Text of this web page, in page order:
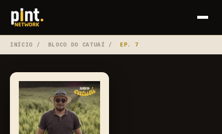
INÍCIO / BLOCO DO CATUAÍ / EP. 7